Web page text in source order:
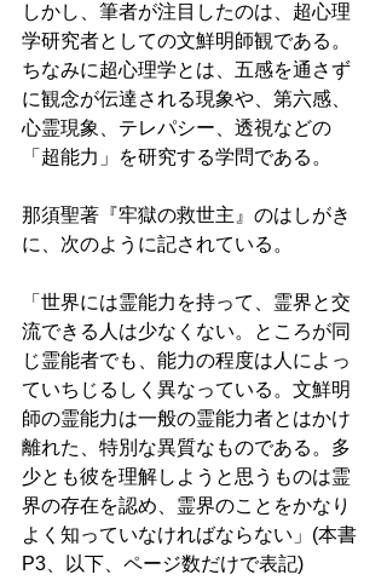
しかし、筆者が注目したのは、超心理
学研究者としての文鮮明師観である。
ちなみに超心理学とは、五感を通さず
に観念が伝達される現象や、第六感、
心霊現象、テレパシー、透視などの
「超能力」を研究する学問である。
那須聖著『牢獄の救世主』のはしがき
に、次のように記されている。
「世界には霊能力を持って、霊界と交
流できる人は少なくない。ところが同
じ霊能者でも、能力の程度は人によっ
ていちじるしく異なっている。文鮮明
師の霊能力は一般の霊能力者とはかけ
離れた、特別な異質なものである。多
少とも彼を理解しようと思うものは霊
界の存在を認め、霊界のことをかなり
よく知っていなければならない」(本書
P3、以下、ページ数だけで表記)